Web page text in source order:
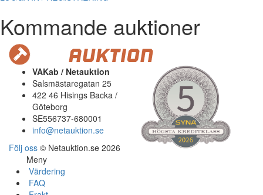
Kommande auktioner
VAKab / Netauktion
Salsmästaregatan 25
422 46 Hisings Backa /
Göteborg
SE556737-680001
info@netauktion.se
Följ oss © Netauktion.se 2026
Meny
Värdering
FAQ